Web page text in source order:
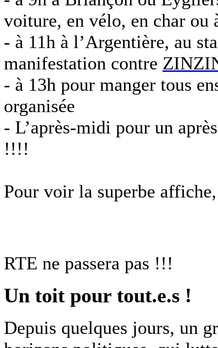
voiture, en vélo, en char ou
- à 11h à l’Argentière, au
manifestation contre
- à 13h pour manger tous
organisée
- L’après-midi pour un
!!!!
Pour voir la superbe
RTE ne passera pas !!!
Un toit pour tout.e.s !
Depuis quelques jours, un